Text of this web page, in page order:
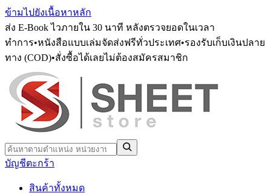
ข้ามไปยังเนื้อหาหลัก
ส่ง E-Book ไวภายใน 30 นาที หลังตรวจยอดในเวลา
ทำการ•หนังสือแบบเล่มจัดส่งฟรีทั่วประเทศ•รองรับเก็บเงินปลาย
ทาง (COD)•สั่งซื้อได้เลยไม่ต้องสมัครสมาชิก
บัญชีตะกร้า
สินค้าทั้งหมด